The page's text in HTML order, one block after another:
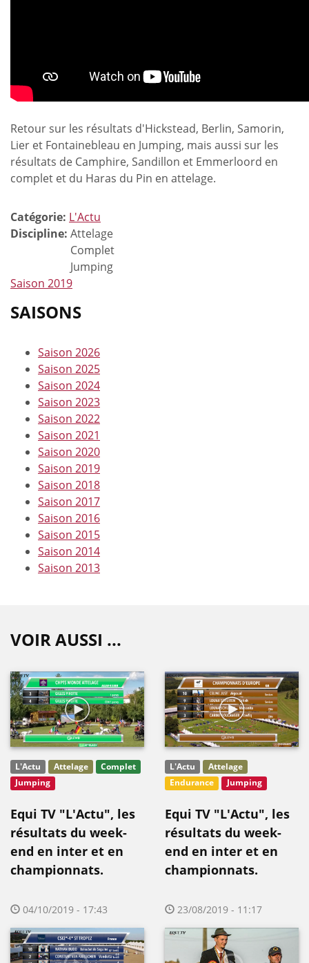
Retour sur les résultats d'Hickstead, Berlin, Samorin,
Lier et Fontainebleau en Jumping, mais aussi sur les
résultats de Camphire, Sandillon et Emmerloord en
complet et du Haras du Pin en attelage.
Catégorie: L'Actu
Discipline: Attelage
Complet
Jumping
Saison 2019
SAISONS
Saison 2026
Saison 2025
Saison 2024
Saison 2023
Saison 2022
Saison 2021
Saison 2020
Saison 2019
Saison 2018
Saison 2017
Saison 2016
Saison 2015
Saison 2014
Saison 2013
VOIR AUSSI ...
L'Actu Attelage
Complet
Jumping
Equi TV "L'Actu", les
résultats du week-
end en inter et en
championnats.
04/10/2019 - 17:43
L'Actu
Attelage
Endurance
Jumping
Equi TV "L'Actu", les
résultats du week-
end en inter et en
championnats.
23/08/2019 - 11:17